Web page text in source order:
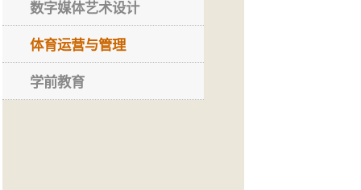
数字媒体艺术设计
体育运营与管理
学前教育